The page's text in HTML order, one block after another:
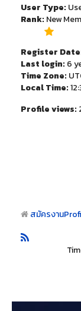
User Type:
Rank: New
Register
Last login: 6
Time Zone:
Local Time:
Profile views:
สมัครงาน